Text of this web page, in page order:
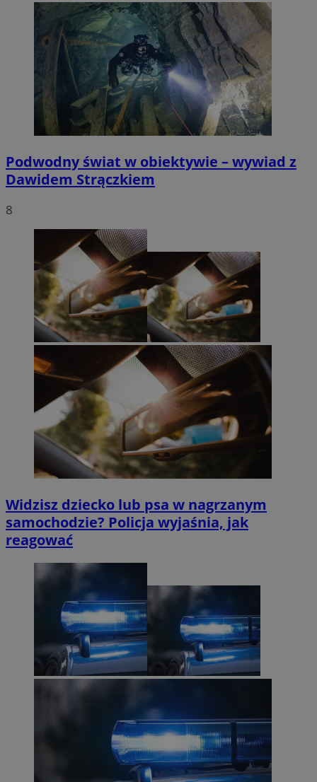
Podwodny świat w obiektywie – wywiad z
Dawidem Strączkiem
8
Widzisz dziecko lub psa w nagrzanym
samochodzie? Policja wyjaśnia, jak
reagować